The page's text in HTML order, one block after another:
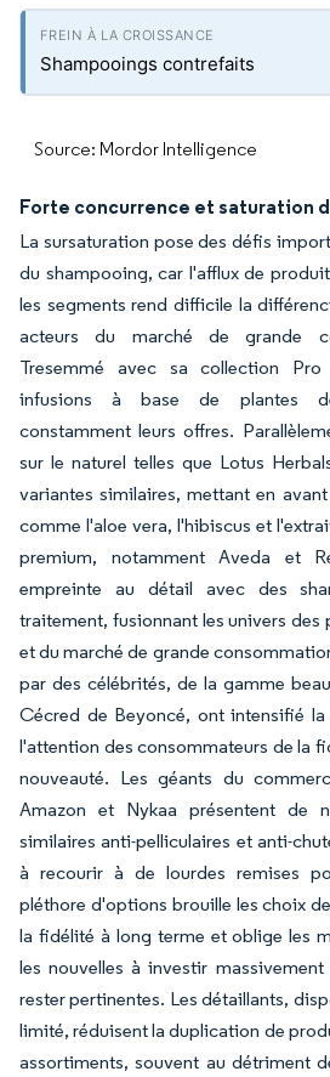
Shampooings contrefaits
Source: Mordor Intelligence
Forte concurrence et saturation
La sursaturation pose des défis
du shampooing, car l'afflux de
les segments rend difficile la
acteurs du marché de grande
Tresemmé avec sa collection
infusions à base de plantes
constamment leurs offres.
sur le naturel telles que Lotus
variantes similaires, mettant en
comme l'aloe vera, l'hibiscus et
premium, notamment Aveda et
empreinte au détail avec des
traitement, fusionnant les univers des
et du marché de grande
par des célébrités, de la gamme
Cécred de Beyoncé, ont intensifié
l'attention des consommateurs de la
nouveauté. Les géants du
Amazon et Nykaa présentent de
similaires anti-pelliculaires et anti-
à recourir à de lourdes remises
pléthore d'options brouille les choix
la fidélité à long terme et oblige les
les nouvelles à investir
rester pertinentes. Les détaillants,
limité, réduisent la duplication de
assortiments, souvent au détriment